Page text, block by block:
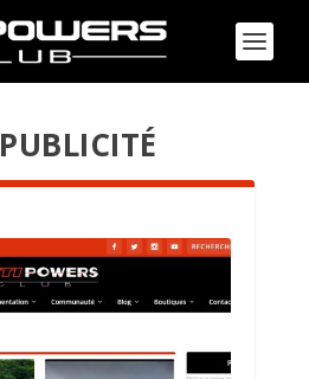
PUBLICITÉ